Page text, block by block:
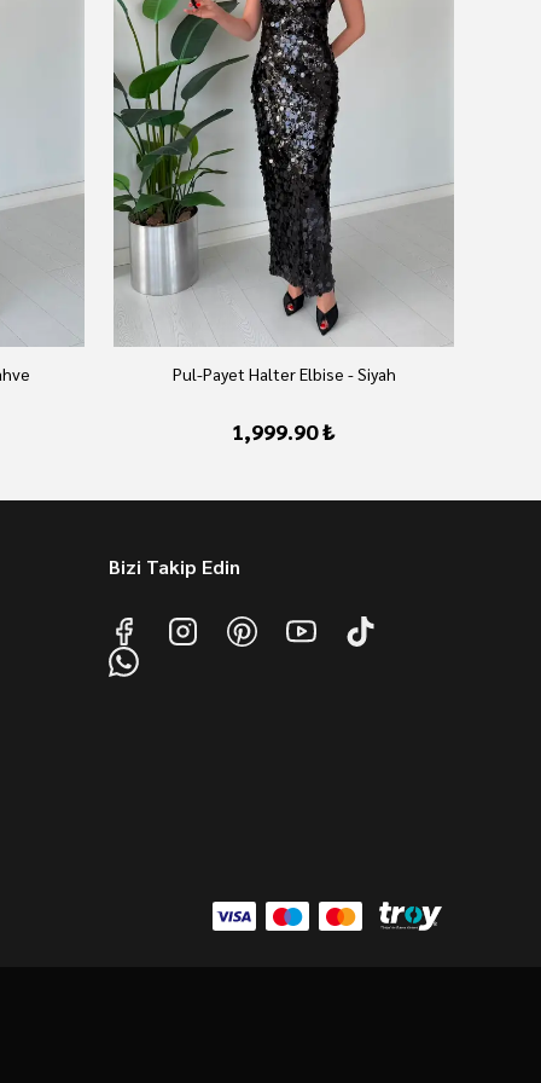
Pul-Payet Halter Elbise - Siyah
1,999.90 ₺
Bizi Takip Edin